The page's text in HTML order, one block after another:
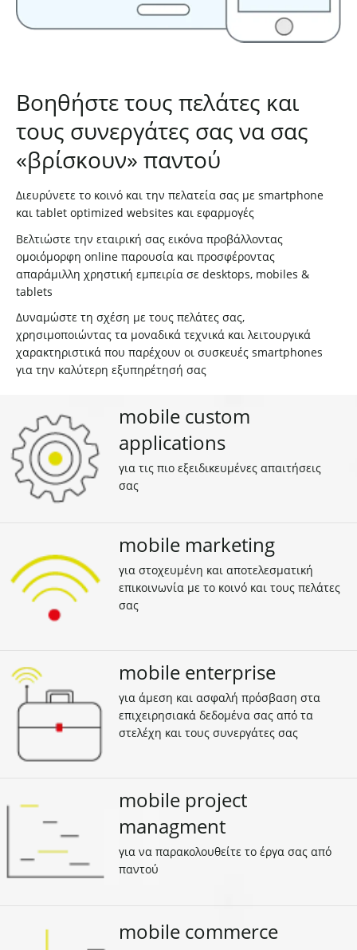
Βοηθήστε τους πελάτες και
τους συνεργάτες σας να σας
«βρίσκουν» παντού
Διευρύνετε το κοινό και την πελατεία σας με smartphone
και tablet optimized websites και εφαρμογές
Βελτιώστε την εταιρική σας εικόνα προβάλλοντας
ομοιόμορφη online παρουσία και προσφέροντας
απαράμιλλη χρηστική εμπειρία σε desktops, mobiles &
tablets
Δυναμώστε τη σχέση με τους πελάτες σας,
χρησιμοποιώντας τα μοναδικά τεχνικά και λειτουργικά
χαρακτηριστικά που παρέχουν οι συσκευές smartphones
για την καλύτερη εξυπηρέτησή σας
mobile custom
applications
για τις πιο εξειδικευμένες απαιτήσεις
σας
mobile marketing
για στοχευμένη και αποτελεσματική
επικοινωνία με το κοινό και τους πελάτες
σας
mobile enterprise
για άμεση και ασφαλή πρόσβαση στα
επιχειρησιακά δεδομένα σας από τα
στελέχη και τους συνεργάτες σας
mobile project
managment
για να παρακολουθείτε το έργα σας από
παντού
mobile commerce